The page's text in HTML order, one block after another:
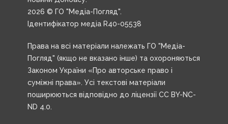
2026 © ГО "Медіа-Погляд".
Ідентифікатор медіа R40-05538
Права на всі матеріали належать ГО "Медіа-
Погляд" (якщо не вказано інше) та охороняються
Законом України «Про авторське право і
суміжні права». Усі текстові матеріали
поширюються відповідно до ліцензії CC BY-NC-
ND 4.0.